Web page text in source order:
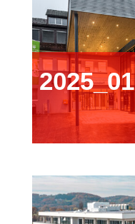
2025_01